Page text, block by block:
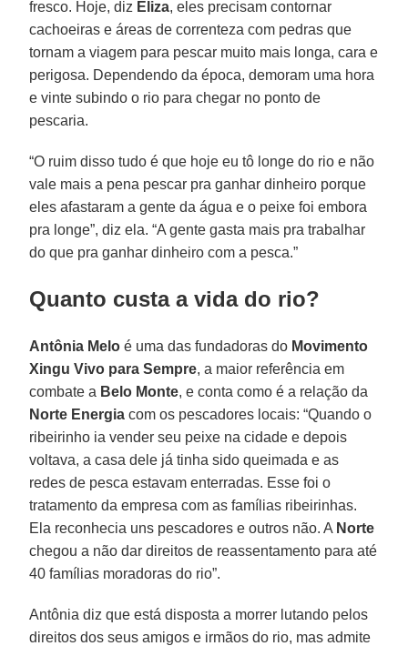
fresco. Hoje, diz Eliza, eles precisam contornar
cachoeiras e áreas de correnteza com pedras que
tornam a viagem para pescar muito mais longa, cara e
perigosa. Dependendo da época, demoram uma hora
e vinte subindo o rio para chegar no ponto de
pescaria.
“O ruim disso tudo é que hoje eu tô longe do rio e não
vale mais a pena pescar pra ganhar dinheiro porque
eles afastaram a gente da água e o peixe foi embora
pra longe”, diz ela. “A gente gasta mais pra trabalhar
do que pra ganhar dinheiro com a pesca.”
Quanto custa a vida do rio?
Antônia Melo é uma das fundadoras do Movimento
Xingu Vivo para Sempre, a maior referência em
combate a Belo Monte, e conta como é a relação da
Norte Energia com os pescadores locais: “Quando o
ribeirinho ia vender seu peixe na cidade e depois
voltava, a casa dele já tinha sido queimada e as
redes de pesca estavam enterradas. Esse foi o
tratamento da empresa com as famílias ribeirinhas.
Ela reconhecia uns pescadores e outros não. A Norte
chegou a não dar direitos de reassentamento para até
40 famílias moradoras do rio”.
Antônia diz que está disposta a morrer lutando pelos
direitos dos seus amigos e irmãos do rio, mas admite